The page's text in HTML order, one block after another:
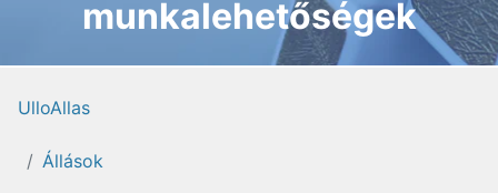
munkalehetőségek
UlloAllas
Állások